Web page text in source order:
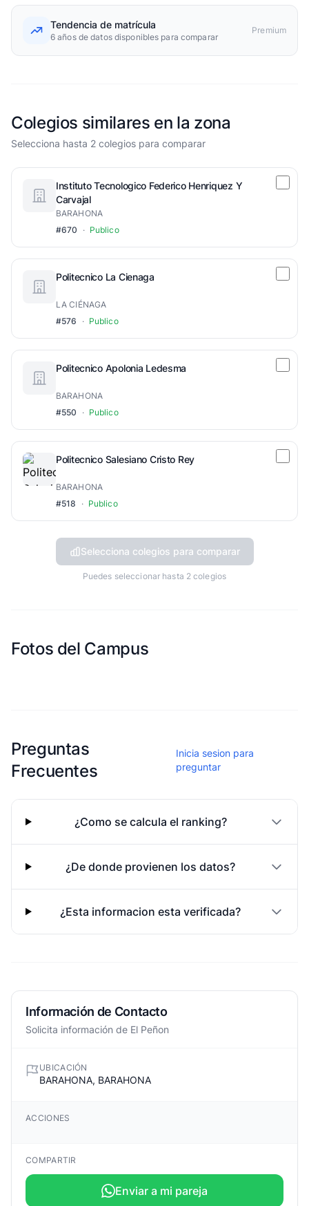
Tendencia de matrícula
6 años de datos disponibles para comparar
Premium
Colegios similares en la zona
Selecciona hasta 2 colegios para comparar
Instituto Tecnologico Federico Henriquez Y
Carvajal
BARAHONA
#670
· Publico
Politecnico La Cienaga
LA CIÉNAGA
#576
· Publico
Politecnico Apolonia Ledesma
BARAHONA
#550
· Publico
Politecnico Salesiano Cristo Rey
BARAHONA
#518
· Publico
Selecciona colegios para comparar
Puedes seleccionar hasta 2 colegios
Fotos del Campus
Preguntas
Frecuentes
Inicia sesion para
preguntar
¿Como se calcula el ranking?
¿De donde provienen los datos?
¿Esta informacion esta verificada?
Información de Contacto
Solicita información de El Peñon
UBICACIÓN
BARAHONA, BARAHONA
ACCIONES
COMPARTIR
Enviar a mi pareja